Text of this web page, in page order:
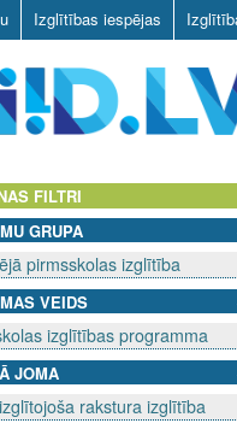
Izglītības iespējas
FILTRI
GRUPA
pirmsskolas izglītība
VEIDS
izglītības programma
JOMA
rakstura izglītība